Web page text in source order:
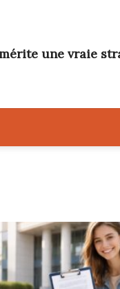
une vraie